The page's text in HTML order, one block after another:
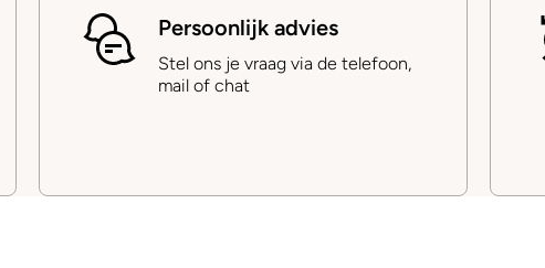
Persoonlijk advies
Stel ons je vraag via de telefoon,
mail of chat